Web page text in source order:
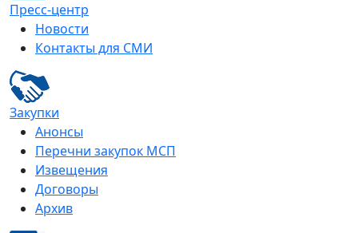
Пресс-центр
Новости
Контакты для СМИ
Закупки
Анонсы
Перечни закупок МСП
Извещения
Договоры
Архив